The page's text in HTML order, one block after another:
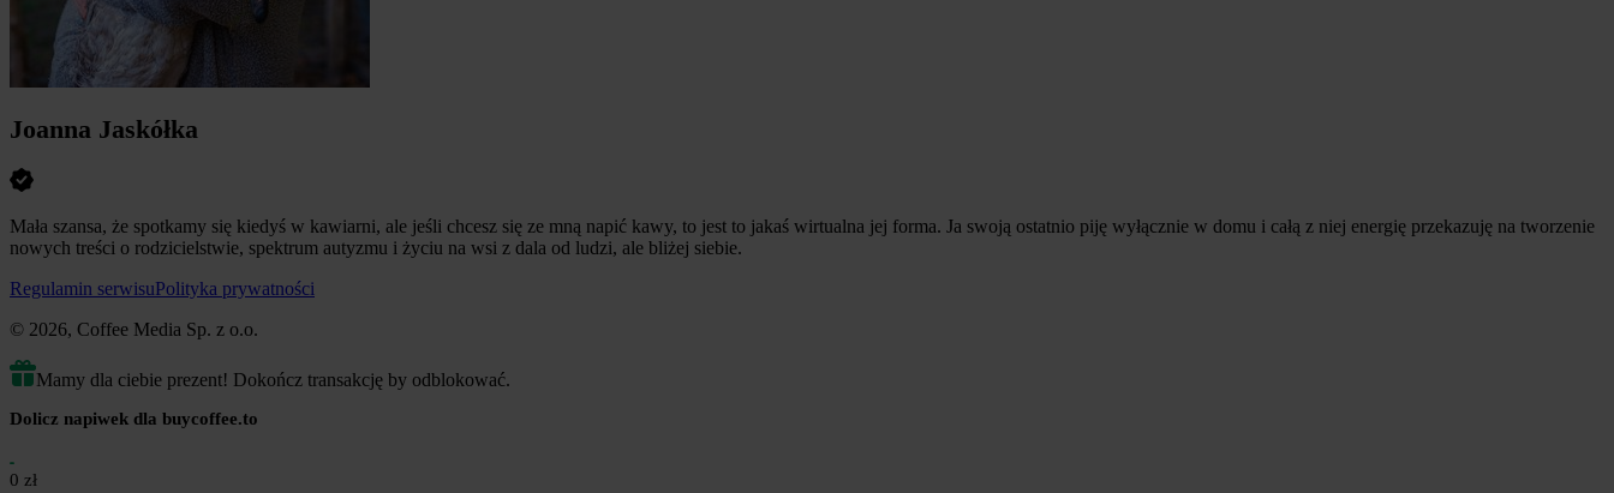
Joanna Jaskółka
Mała szansa, że spotkamy się kiedyś w kawiarni, ale jeśli chcesz się ze mną napić kawy, to jest to jakaś wirtualna jej forma. Ja swoją ostatnio piję wyłącznie w domu i całą z niej energię przekazuję na tworzenie
nowych treści o rodzicielstwie, spektrum autyzmu i życiu na wsi z dala od ludzi, ale bliżej siebie.
Regulamin serwisuPolityka prywatności
© 2026, Coffee Media Sp. z o.o.
Mamy dla ciebie prezent! Dokończ transakcję by odblokować.
Dolicz napiwek dla buycoffee.to
0 zł